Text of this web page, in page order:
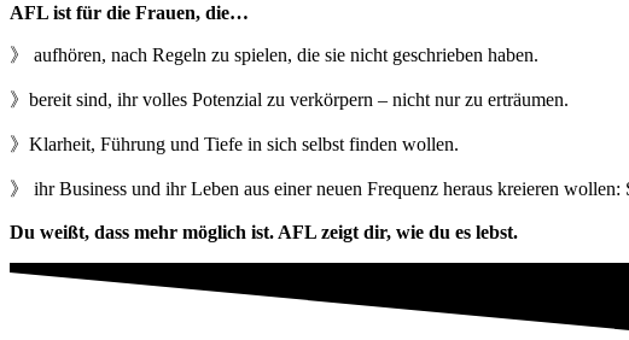
AFL ist für die Frauen, die…
》 aufhören, nach Regeln zu spielen, die sie nicht geschrieben haben.
》bereit sind, ihr volles Potenzial zu verkörpern – nicht nur zu erträumen.
》Klarheit, Führung und Tiefe in sich selbst finden wollen.
》 ihr Business und ihr Leben aus einer neuen Frequenz heraus kreieren
Du weißt, dass mehr möglich ist. AFL zeigt dir, wie du es lebst.